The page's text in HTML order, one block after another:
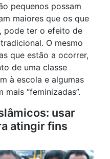
pequenos possam
maiores que os que
pode ter o efeito de
O mesmo
que estão a ocorrer,
de uma classe
à escola e algumas
“feminizadas”.
usar
atingir fins